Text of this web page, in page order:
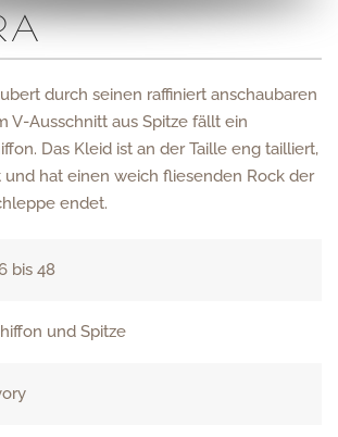
durch seinen raffiniert anschaubaren
V-Ausschnitt aus Spitze fällt ein
Das Kleid ist an der Taille eng tailliert,
und hat einen weich fliesenden Rock der
endet.
bis 48
und Spitze